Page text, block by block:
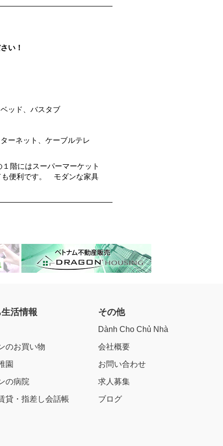
い！
ッド、バスタブ
ーネット、ケーブルテレ
階にはスーパーマーケット
も便利です。 モダンな家具
活情報
のお買い物
園
の病院
貸・指差し会話帳
その他
Dành Cho Chủ Nhà
会社概要
お問い合わせ
求人募集
ブログ